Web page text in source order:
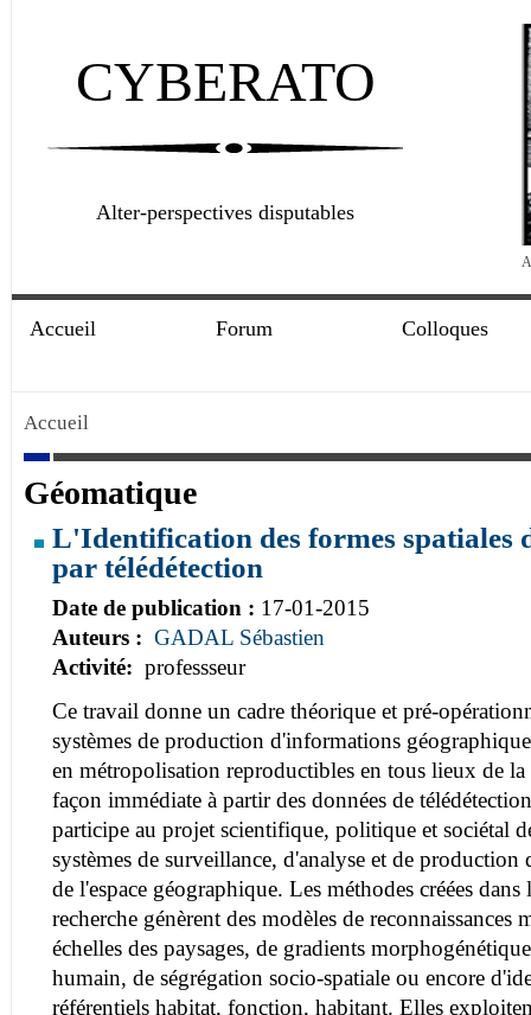
CYBERATO
Alter-perspectives disputables
Accueil Forum Colloques
Accueil
Géomatique
L'Identification des formes spatiales
par télédétection
Date de publication : 17-01-2015
Auteurs : GADAL Sébastien
Activité: professseur
Ce travail donne un cadre théorique et pré-
systèmes de production d'informations
en métropolisation reproductibles en tous lieux de la
façon immédiate à partir des données de
participe au projet scientifique, politique et sociétal
systèmes de surveillance, d'analyse et de production
de l'espace géographique. Les méthodes créées dans
recherche génèrent des modèles de
échelles des paysages, de gradients
humain, de ségrégation socio-spatiale ou encore
référentiels habitat, fonction, habitant. Elles